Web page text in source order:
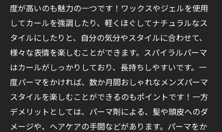
度が高いのも魅力の一つです！ワックスやジェルを使用
してカールを強調したり、軽くほぐしてナチュラルなス
タイルにしたりと、自分の気分やスタイルに合わせて、
様々な表情を楽しむことができます。スパイラルパーマ
はカールがしっかりしており、長持ちしやすいです。一
度パーマをかければ、数か月間おしゃれなメンズパーマ
スタイルを楽しむことができるのもポイントです！一方
デメリットとしては、パーマ剤による、髪や頭皮へのダ
メージや、ヘアケアの手間などがあります。パーマをか